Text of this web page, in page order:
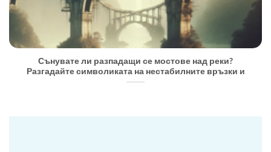
Сънувате ли разпадащи се мостове над реки?
Разгадайте символиката на нестабилните връзки и